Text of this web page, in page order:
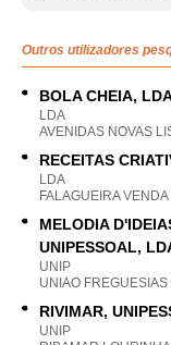
Outros utilizadores
BOLA CHEIA,
LDA
AVENIDAS NOVAS
RECEITAS
LDA
FALAGUEIRA
MELODIA
UNIPESSOAL,
UNIP
UNIAO
RIVIMAR,
UNIP